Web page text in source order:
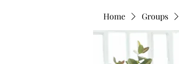
Home Groups